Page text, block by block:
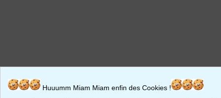
Huuumm Miam Miam enfin des Cookies !